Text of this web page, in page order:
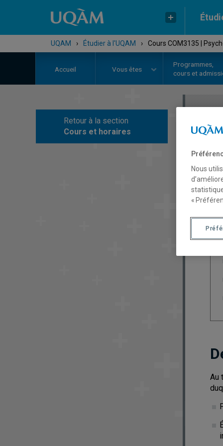
UQAM › Étudier à l'UQAM › Cours COM3135 |
Accueil Vous êtes
Programmes,
cours et
Retour à la section
Cours et horaires
Au
Nous
«